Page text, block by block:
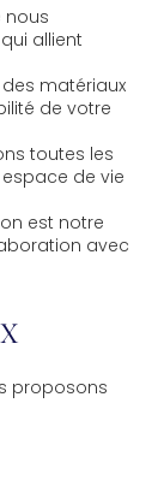
nous
allient
matériaux
de votre
toutes les
de vie
est notre
avec
proposons